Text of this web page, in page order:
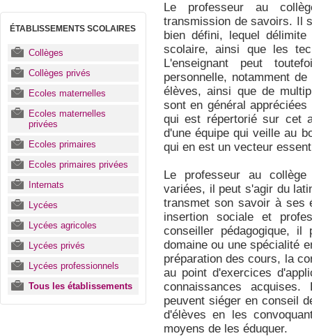
ÉTABLISSEMENTS SCOLAIRES
Collèges
Collèges privés
Ecoles maternelles
Ecoles maternelles
privées
Ecoles primaires
Ecoles primaires privées
Internats
Lycées
Lycées agricoles
Lycées privés
Lycées professionnels
Tous les établissements
Le professeur au
transmission de savoirs. Il
bien défini, lequel
scolaire, ainsi que les
L'enseignant peut
personnelle, notamment
élèves, ainsi que de
sont en général
qui est répertorié sur cet
d'une équipe qui veille au
qui en est un vecteur
Le professeur au
variées, il peut s'agir du
transmet son savoir à ses
insertion sociale et
conseiller pédagogique,
domaine ou une spécialité
préparation des cours, la
au point d'exercices
connaissances
peuvent siéger en conseil
d'élèves en les
moyens de les éduquer.